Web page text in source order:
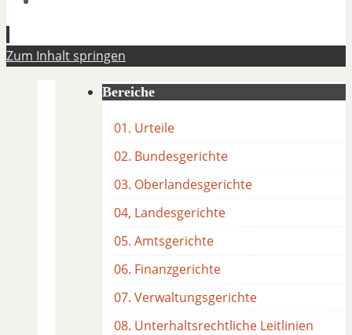
Zum Inhalt springen
Bereiche
01. Urteile
02. Bundesgerichte
03. Oberlandesgerichte
04, Landesgerichte
05. Amtsgerichte
06. Finanzgerichte
07. Verwaltungsgerichte
08. Unterhaltsrechtliche Leitlinien